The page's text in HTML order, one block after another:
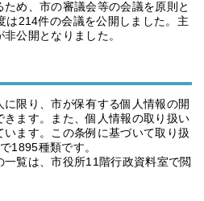
め、市の審議会等の会議を原則と
は214件の会議を公開しました。主
公開となりました。
限り、市が保有する個人情報の開
ます。また、個人情報の取り扱い
ます。この条例に基づいて取り扱
1895種類です。
覧は、市役所11階行政資料室で閲